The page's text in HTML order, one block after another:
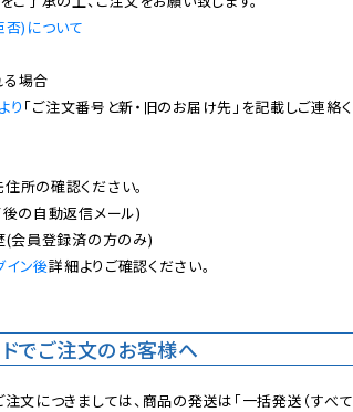
否)について
り 「ご注文番号と新・旧のお届け先」を記載しご連絡く
所の確認ください。
の自動返信メール)
(会員登録済の方のみ)
イン後詳細よりご確認ください。
でご注文のお客様へ
注文につきましては、商品の発送は「一括発送（すべて